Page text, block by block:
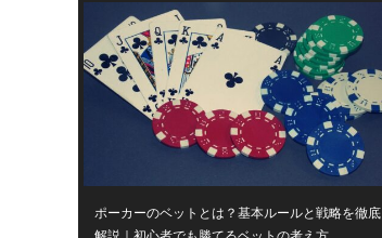
ポーカーのベットとは？基本ルールと戦略を徹底